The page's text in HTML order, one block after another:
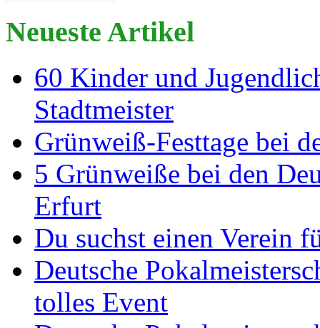
Neueste Artikel
60 Kinder und
Stadtmeister
Grünweiß-Festtage bei
5 Grünweiße bei den
Erfurt
Du suchst einen Verein
Deutsche
tolles Event